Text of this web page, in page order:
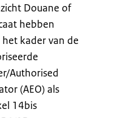
Douane of
hebben
kader van de
Authorised
(AEO) als
14bis